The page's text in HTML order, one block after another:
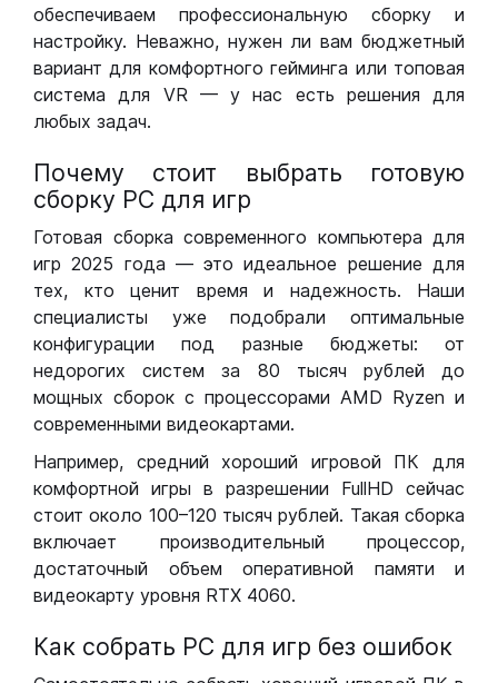
обеспечиваем профессиональную сборку и
настройку. Неважно, нужен ли вам бюджетный
вариант для комфортного гейминга или топовая
система для VR — у нас есть решения для
любых задач.
Почему стоит выбрать готовую
сборку РС для игр
Готовая сборка современного компьютера для
игр 2025 года — это идеальное решение для
тех, кто ценит время и надежность. Наши
специалисты уже подобрали оптимальные
конфигурации под разные бюджеты: от
недорогих систем за 80 тысяч рублей до
мощных сборок с процессорами AMD Ryzen и
современными видеокартами.
Например, средний хороший игровой ПК для
комфортной игры в разрешении FullHD сейчас
стоит около 100–120 тысяч рублей. Такая сборка
включает производительный процессор,
достаточный объем оперативной памяти и
видеокарту уровня RTX 4060.
Как собрать РС для игр без ошибок